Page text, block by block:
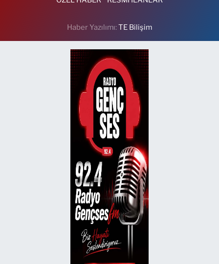
Haber Yazılımı:TE Bilişim